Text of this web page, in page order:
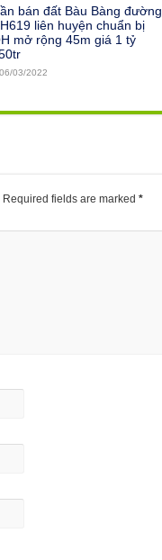
bán đất Bàu Bàng đường
liên huyện chuẩn bị
mở rộng 45m giá 1 tỷ
06/03/2022
Required fields are marked *